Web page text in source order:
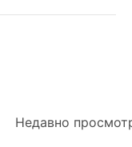
Недавно